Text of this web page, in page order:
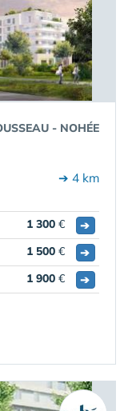
- NOHÉE
➔ 4 km
1 300 €
➔
1 500 €
➔
1 900 € ➔